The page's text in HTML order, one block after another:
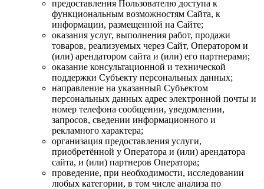
предоставления Пользователю доступа к
функциональным возможностям Сайта, к
информации, размещенной на Сайте;
оказания услуг, выполнения работ, продажи
товаров, реализуемых через Сайт, Оператором и
(или) арендатором сайта и (или) его партнерами;
оказание консультационной и технической
поддержки Субъекту персональных данных;
направление на указанный Субъектом
персональных данных адрес электронной почты и
номер телефона сообщении, уведомлении,
запросов, сведении информационного и
рекламного характера;
организация предоставления услуги,
приобретённой у Оператора и (или) арендатора
сайта, и (или) партнеров Оператора;
проведение, при необходимости, исследовании
любых категории, в том числе анализа по